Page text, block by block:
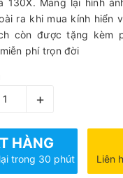
ra khi mua kính hiển
còn được tặng kèm
phí trọn đời
+
HÀNG
trong 30 phút Liên